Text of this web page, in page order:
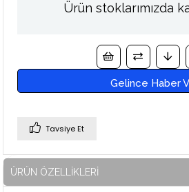
Ürün stoklarımızda
Gelince Haber
Tavsiye Et
ÜRÜN ÖZELLIKLERI